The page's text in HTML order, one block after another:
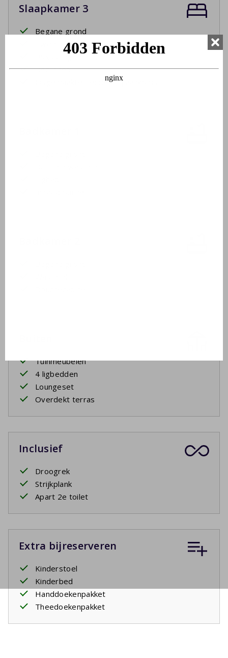
Slaapkamer 3
Begane grond
Twee eenpersoonsbedden
Boxspringbedden
Bedlinnen
Opgemaakte bedden bij aankomst
Tuinmeubelen
4 ligbedden
Loungeset
Overdekt terras
Inclusief
Droogrek
Strijkplank
Apart 2e toilet
Extra bijreserveren
Kinderstoel
Kinderbed
Handdoekenpakket
Theedoekenpakket